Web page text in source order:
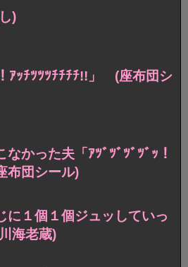
)
ｱｯﾁﾂﾂﾂﾁﾁﾁﾁ!!」 (座布団シ
かった夫「ｱﾂﾞﾂﾞﾂﾞﾂﾞｯ！
布団シール)
に１個１個ジュッしていっ
海老蔵)